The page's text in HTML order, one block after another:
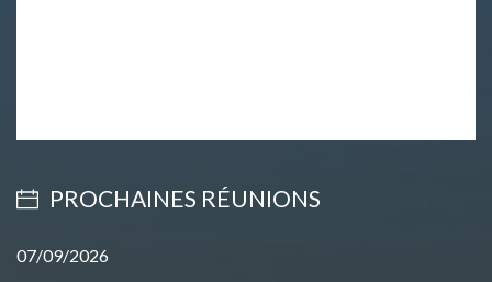
PROCHAINES RÉUNIONS
07/09/2026